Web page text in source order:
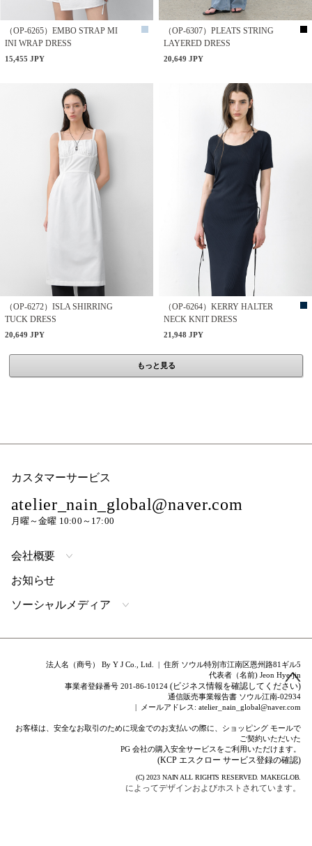
（OP-6265）EMBO STRAP MI
INI WRAP DRESS
15,455 JPY
（OP-6307）PLEATS STRING
LAYERED DRESS
20,649 JPY
（OP-6272）ISLA SHIRRING
TUCK DRESS
20,649 JPY
（OP-6264）KERRY HALTER
NECK KNIT DRESS
21,948 JPY
もっと見る
カスタマーサービス
atelier_nain_global@naver.com
月曜～金曜 10:00～17:00
会社概要
お知らせ
ソーシャルメディア
法人名（商号） By Y J Co., Ltd. | 住所 ソウル特別市江南区恩州路81ギル5
代表者（名前) Jeon Hye-jin
事業者登録番号 201-86-10124(ビジネス情報を確認してください)
通信販売事業報告書 ソウル江南-02934
| メールアドレス: atelier_nain_global@naver.com
お客様は、安全なお取引のために現金でのお支払いの際に、ショッピング モールで
ご契約いただいた
PG 会社の購入安全サービスをご利用いただけます。
(KCP エスクロー サービス登録の確認)
(C) 2023 NAIN ALL RIGHTS RESERVED.MAKEGLOB.
によってデザインおよびホストされています。